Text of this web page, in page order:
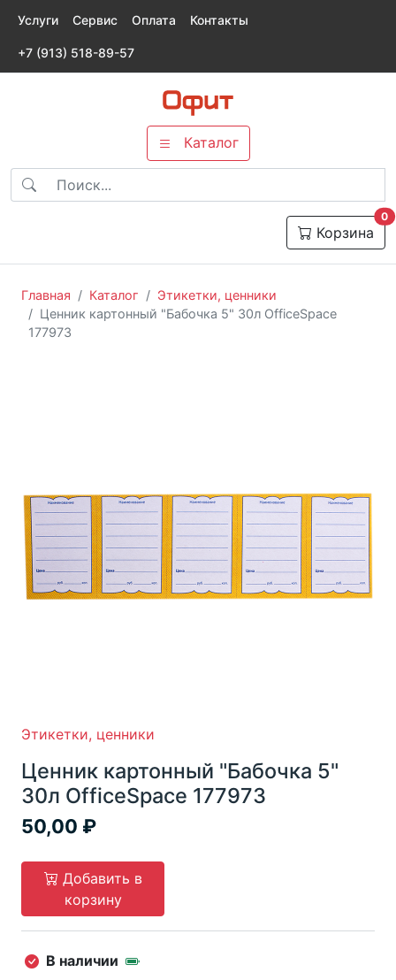
Услуги Сервис Оплата Контакты
+7 (913) 518-89-57
Каталог
Корзина
0
Главная Каталог
Этикетки, ценники
Ценник картонный "Бабочка 5" 30л OfficeSpace
177973
Этикетки, ценники
Ценник картонный "Бабочка 5"
30л OfficeSpace 177973
50,00
Добавить в
корзину
В наличии